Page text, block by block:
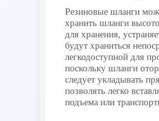
Резиновые шланги
хранить шланги
для хранения,
будут храниться
легкодоступной для
поскольку шланги
следует укладывать
позволять легко
подъема или